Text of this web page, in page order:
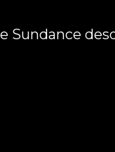
Sundance